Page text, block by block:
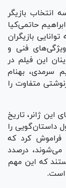
انتخاب بازیگر
حاتمی‌کیا
بازیگران
فنی و
این فیلم در
سرمدی، بهنام
متفاوت را
این ژانر، تاریخ
داستان‌گویی را
فراموش کرد که
می‌شوند، درصدد
که این مهم
است.